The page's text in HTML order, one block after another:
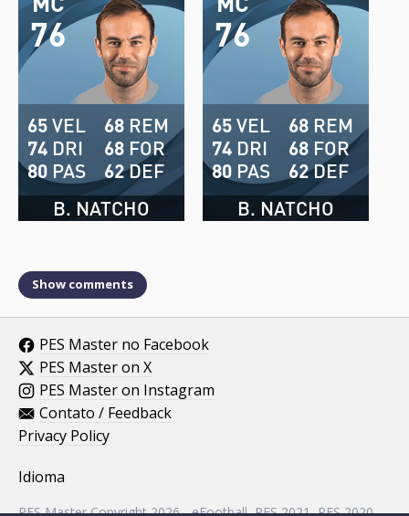
76
B. NATCHO
65VEL
74 DRI
80 PAS
68 REM
68 FOR
62DEF
76
B. NATCHO
65VEL
74 DRI
80 PAS
68 REM
68 FOR
62DEF
Show comments
PES Master no Facebook
PES Master on X
PES Master on Instagram
Contato / Feedback
Privacy Policy
Idioma
PES Master Copyright 2026 - eFootball, PES 2021, PES 2020,